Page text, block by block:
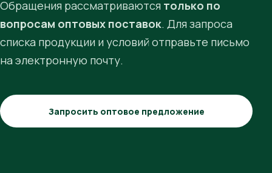
Обращения рассматриваются только по
вопросам оптовых поставок. Для запроса
списка продукции и условий отправьте письмо
на электронную почту.
Запросить оптовое предложение